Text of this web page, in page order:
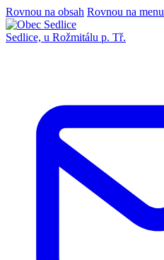
Rovnou na obsah Rovnou na menu
Sedlice, u Rožmitálu p. Tř.